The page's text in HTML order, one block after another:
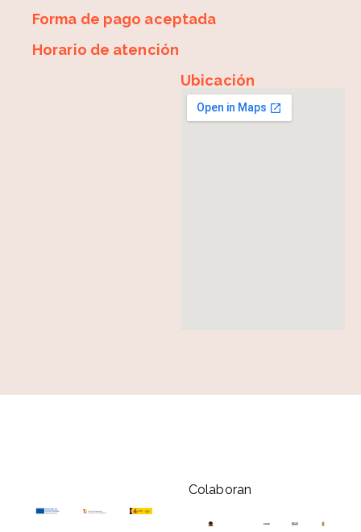
Forma de pago aceptada
Horario de atención
Ubicación
Colaboran